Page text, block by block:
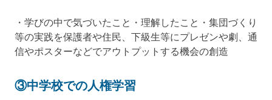
・学びの中で気づいたこと・理解したこと・集団づくり
等の実践を保護者や住民、下級生等にプレゼンや劇、通
信やポスターなどでアウトプットする機会の創造
③中学校での人権学習